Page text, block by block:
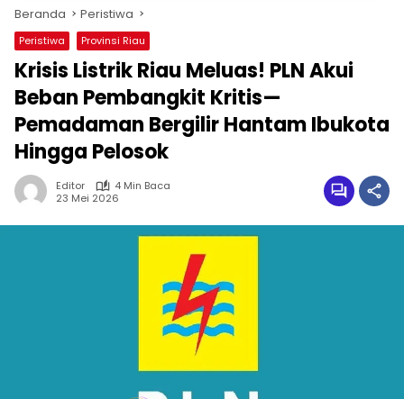
Beranda Peristiwa
Peristiwa Provinsi Riau
Krisis Listrik Riau Meluas! PLN Akui
Beban Pembangkit Kritis—
Pemadaman Bergilir Hantam Ibukota
Hingga Pelosok
Editor
4 Min Baca
23 Mei 2026